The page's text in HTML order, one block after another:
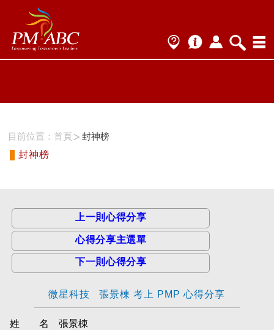
ProName1=
Scategory=1
ProName2=PMP
Scategory=1
目前位置：首頁
封神榜
封神榜
上一則心得分享
心得分享主選單
下一則心得分享
微星科技 張景棟 考上 PMP 心得分享
姓 名 張景棟